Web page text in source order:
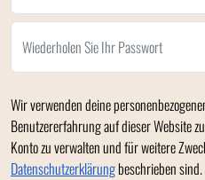
Wiederholen Sie Ihr Passwort
Wir verwenden deine
Benutzererfahrung auf dieser Website
Konto zu verwalten und für weitere
Datenschutzerklärungbeschrieben sind.